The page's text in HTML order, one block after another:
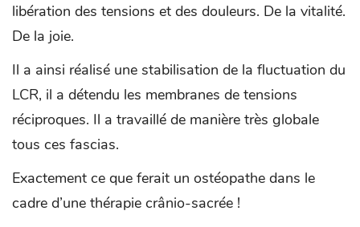
libération des tensions et des douleurs. De la vitalité.
De la joie.
Il a ainsi réalisé une stabilisation de la fluctuation du
LCR, il a détendu les membranes de tensions
réciproques. Il a travaillé de manière très globale
tous ces fascias.
Exactement ce que ferait un ostéopathe dans le
cadre d’une thérapie crânio-sacrée !